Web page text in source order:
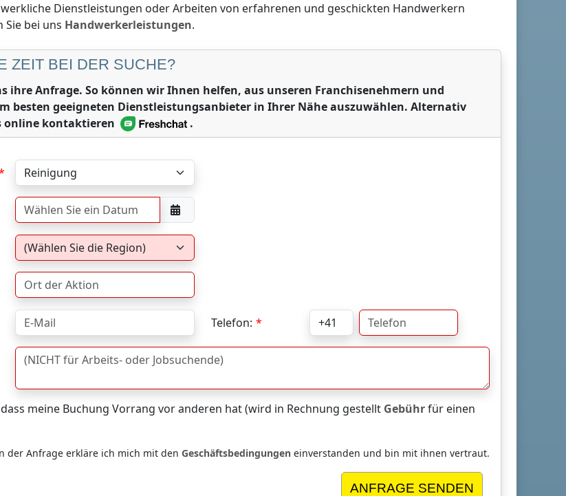
Dienstleistungen oder Arbeiten von erfahrenen und geschickten Handwerkern
Sie bei uns Handwerkerleistungen.
ZEIT BEI DER SUCHE?
ihre Anfrage. So können wir Ihnen helfen, aus unseren Franchisenehmern und
besten geeigneten Dienstleistungsanbieter in Ihrer Nähe auszuwählen. Alternativ
online kontaktieren
.
Telefon:
meine Buchung Vorrang vor anderen hat (wird in Rechnung gestellt Gebührfür einen
der Anfrage erkläre ich mich mit den Geschäftsbedingungen einverstanden und bin mit ihnen vertraut.